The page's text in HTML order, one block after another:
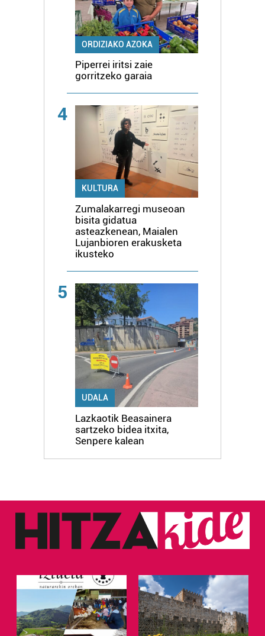
ORDIZIAKO AZOKA
Piperrei iritsi zaie
gorritzeko garaia
4
KULTURA
Zumalakarregi museoan
bisita gidatua
asteazkenean, Maialen
Lujanbioren erakusketa
ikusteko
5
UDALA
Lazkaotik Beasainera
sartzeko bidea itxita,
Senpere kalean